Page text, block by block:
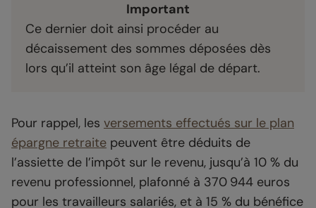
Important
Ce dernier doit ainsi procéder au
décaissement des sommes déposées dès
lors qu’il atteint son âge légal de départ.
Pour rappel, les versements effectués sur le plan
épargne retraite peuvent être déduits de
l’assiette de l’impôt sur le revenu, jusqu’à 10 % du
revenu professionnel, plafonné à 370 944 euros
pour les travailleurs salariés, et à 15 % du bénéfice